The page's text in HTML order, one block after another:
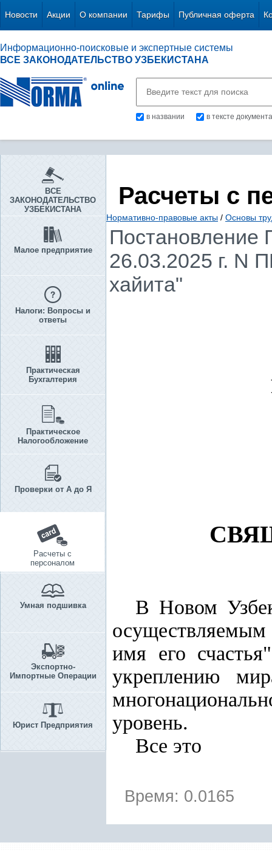
Новости Акции О компании Тарифы Публичная оферта
Информационно-поисковые и экспертные системы
ВСЕ ЗАКОНОДАТЕЛЬСТВО УЗБЕКИСТАНА
в названии в тексте документа
ВСЕ
ЗАКОНОДАТЕЛЬСТВО
УЗБЕКИСТАНА
Малое предприятие
Налоги: Вопросы и
ответы
Практическая
Бухгалтерия
Практическое
Налогообложение
Проверки от А до Я
Расчеты с
персоналом
Умная подшивка
Экспортно-
Импортные Операции
Юрист Предприятия
Расчеты с
Нормативно-правовые акты / Основы
Постановление
26.03.2025 г. N
хайита"
В Новом
осуществляемым
имя его
укреплению
уровень.
Все это
Время: 0.0165